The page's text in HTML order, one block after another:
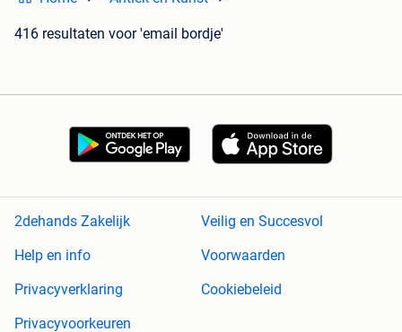
416 resultaten voor 'email bordje'
2dehands Zakelijk
Veilig en Succesvol
Help en info
Voorwaarden
Privacyverklaring
Cookiebeleid
Privacyvoorkeuren